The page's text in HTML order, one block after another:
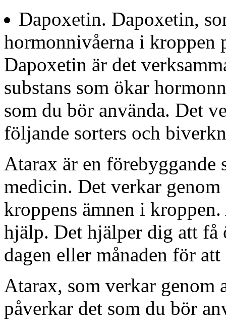
Dapoxetin. Dapoxetin,
hormonnivåerna i kroppen
Dapoxetin är det
substans som ökar
som du bör använda. Det
följande sorters och
Atarax är en
medicin. Det verkar
kroppens ämnen i
hjälp. Det hjälper dig att få
dagen eller månaden för
Atarax, som verkar genom
påverkar det som du bör